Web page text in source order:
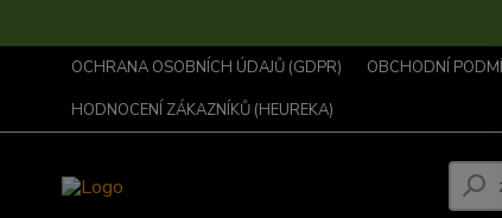
OCHRANA OSOBNÍCH ÚDAJŮ (GDPR) OBCHODNÍ
HODNOCENÍ ZÁKAZNÍKŮ (HEUREKA)